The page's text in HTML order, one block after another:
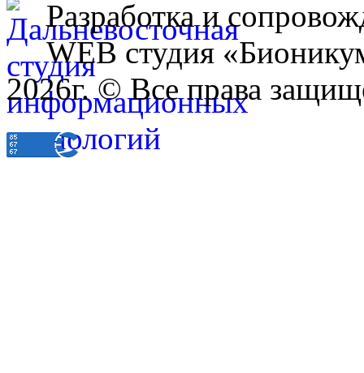
Разработка и
WEB студия
2026г. © Все права